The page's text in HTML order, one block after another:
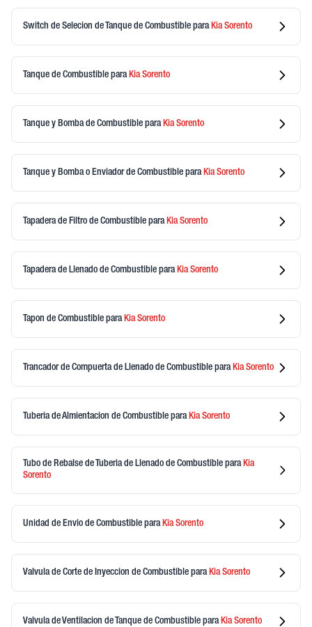
Switch de Selecion de Tanque de Combustible para KiaSorento
Tanque de Combustible para KiaSorento
Tanque y Bomba de Combustible para KiaSorento
Tanque y Bomba o Enviador de Combustible para KiaSorento
Tapadera de Filtro de Combustible para KiaSorento
Tapadera de Llenado de Combustible para KiaSorento
Tapon de Combustible para KiaSorento
Trancador de Compuerta de Llenado de Combustible para KiaSorento
Tuberia de Almientacion de Combustible para KiaSorento
Tubo de Rebalse de Tuberia de Llenado de Combustible paraKia
Sorento
Unidad de Envio de Combustible para KiaSorento
Valvula de Corte de Inyeccion de Combustible para KiaSorento
Valvula de Ventilacion de Tanque de Combustible para KiaSorento